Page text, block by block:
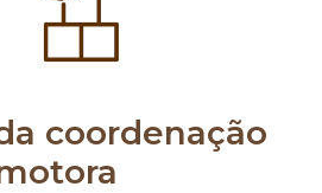
coordenação